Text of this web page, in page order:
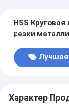
HSS
резки
Лучшая
Характер